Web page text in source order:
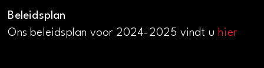
Beleidsplan
Ons beleidsplan voor 2024-2025 vindt uhier